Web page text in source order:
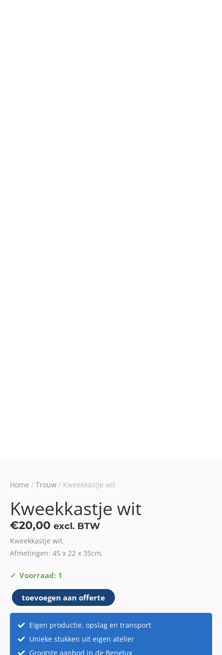
Home / Trouw / Kweekkastje wit
Kweekkastje wit
€20,00 excl. BTW
Kweekkastje wit.
Afmetingen: 45 x 22 x 35cm.
Voorraad: 1
Kweekkastje
wit
aantaltoevoegen aan offerte
Eigen productie, opslag en transport
Unieke stukken uit eigen atelier
Grootste aanbod in de Benelux